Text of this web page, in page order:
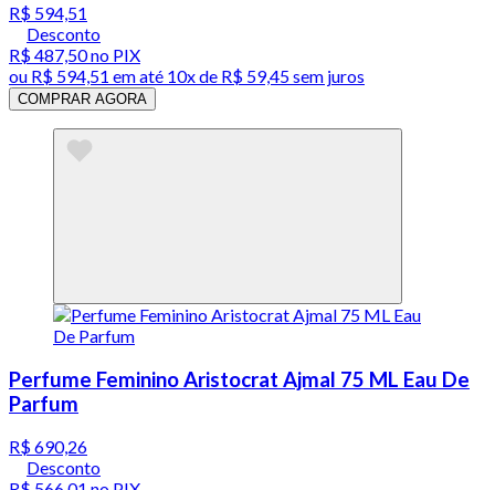
R$ 594,51
Desconto
R$ 487,50no PIX
ou R$ 594,51 em até 10x de R$ 59,45 sem juros
COMPRAR AGORA
Perfume Feminino Aristocrat Ajmal 75 ML Eau De
Parfum
R$ 690,26
Desconto